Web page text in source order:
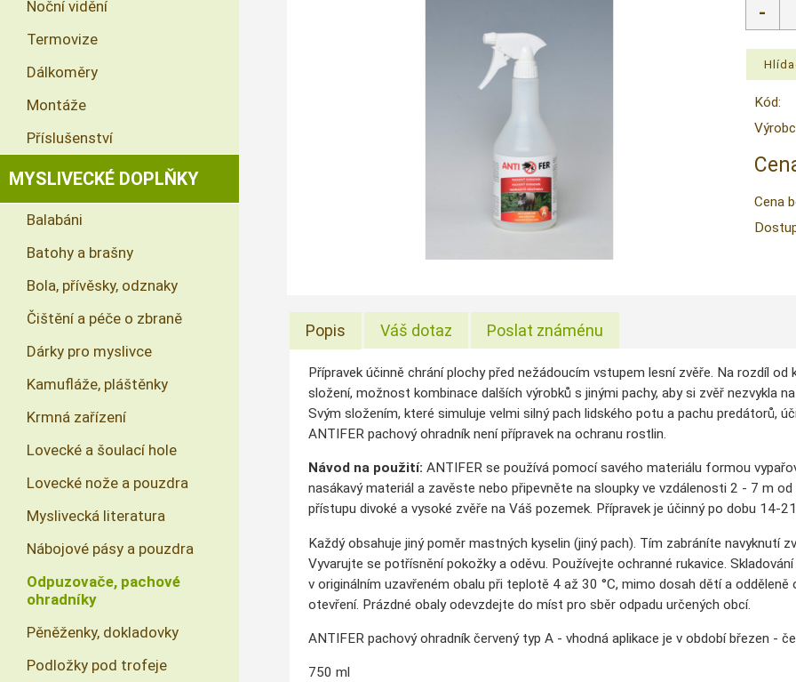
Kód:
Cena
Popis Váš dotaz Poslat známénu
Přípravek účinně chrání plochy před nežádoucím vstupem lesní zvěře. Na rozdíl
složení, možnost kombinace dalších výrobků s jinými pachy, aby si zvěř nezvykla
Svým složením, které simuluje velmi silný pach lidského potu a pachu predátorů,
ANTIFER pachový ohradník není přípravek na ochranu rostlin.
Návod na použití: ANTIFER se používá pomocí savého materiálu formou
nasákavý materiál a zavěste nebo připevněte na sloupky ve vzdálenosti 2 - 7 m
přístupu divoké a vysoké zvěře na Váš pozemek. Přípravek je účinný po dobu 14-
Každý obsahuje jiný poměr mastných kyselin (jiný pach). Tím zabráníte navyknutí
Vyvarujte se potřísnění pokožky a oděvu. Používejte ochranné rukavice.
v originálním uzavřeném obalu při teplotě 4 až 30 °C, mimo dosah dětí a
otevření. Prázdné obaly odevzdejte do míst pro sběr odpadu určených obcí.
ANTIFER pachový ohradník červený typ A - vhodná aplikace je v období březen -
750 ml
Noční vidění
Termovize
Dálkoměry
Montáže
Příslušenství
MYSLIVECKÉ DOPLŇKY
Balabáni
Batohy a brašny
Bola, přívěsky, odznaky
Čištění a péče o zbraně
Dárky pro myslivce
Kamufláže, pláštěnky
Krmná zařízení
Lovecké a šoulací hole
Lovecké nože a pouzdra
Myslivecká literatura
Nábojové pásy a pouzdra
Odpuzovače, pachové
ohradníky
Pěněženky, dokladovky
Podložky pod trofeje